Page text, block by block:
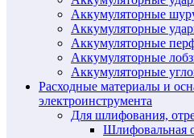
Аккумуляторные
Аккумуляторные
Аккумуляторные
Аккумуляторные
Аккумуляторные
Расходные материалы и
электроинструмента
Для шлифования,
Шлифовальная